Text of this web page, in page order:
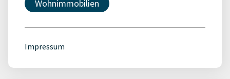
Wohnimmobilien
Impressum